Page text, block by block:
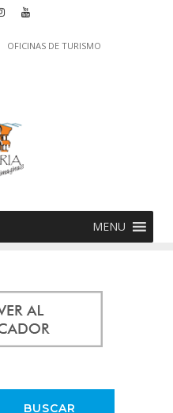
OFICINAS DE TURISMO
MENU